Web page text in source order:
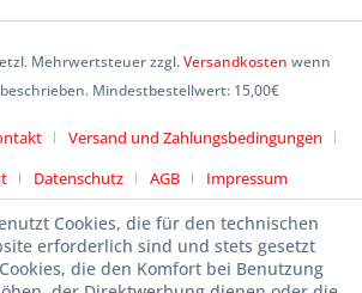
Mehrwertsteuer zzgl.Versandkosten wenn
Mindestbestellwert: 15,00€
Versand und Zahlungsbedingungen
Datenschutz AGB Impressum
Cookies, die für den technischen
erforderlich sind und stets gesetzt
die den Komfort bei Benutzung